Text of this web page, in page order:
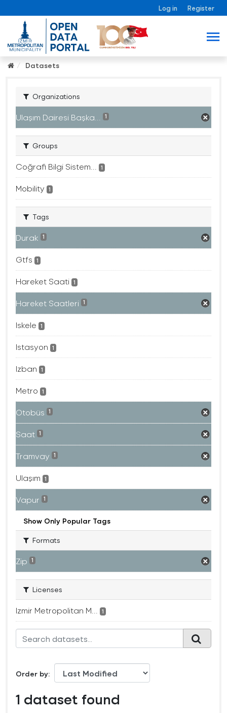
Log in Register
Datasets
Organizations
Ulaşım Dairesi Başka... 1
Groups
Coğrafi Bilgi Sistem... 1
Mobility 1
Tags
Durak 1
Gtfs 1
Hareket Saati 1
Hareket Saatleri 1
Iskele 1
Istasyon 1
Izban 1
Metro 1
Otobüs 1
Saat 1
Tramvay 1
Ulaşım 1
Vapur 1
Show Only Popular Tags
Formats
Zip 1
Licenses
Izmir Metropolitan M... 1
Order by
1 dataset found